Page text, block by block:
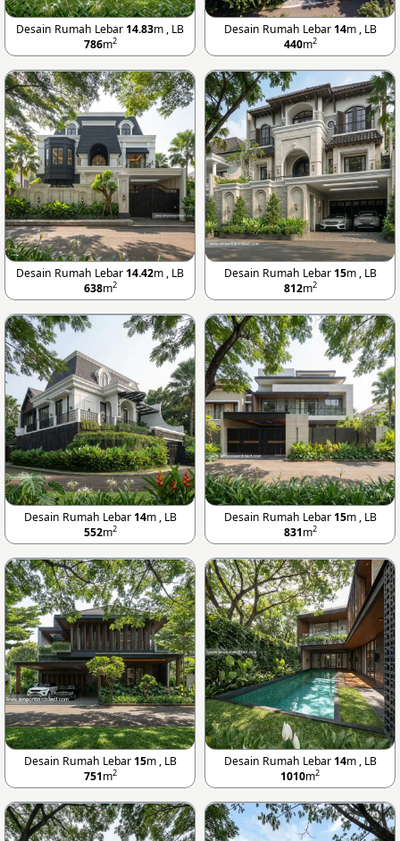
Desain Rumah Lebar 14.83m , LB
786m2
Desain Rumah Lebar 14m , LB
440m2
Desain Rumah Lebar 14.42m , LB
638m2
Desain Rumah Lebar 15m , LB
812m2
Desain Rumah Lebar 14m , LB
552m2
Desain Rumah Lebar 15m , LB
831m2
Desain Rumah Lebar 15m , LB
751m2
Desain Rumah Lebar 14m , LB
1010m2